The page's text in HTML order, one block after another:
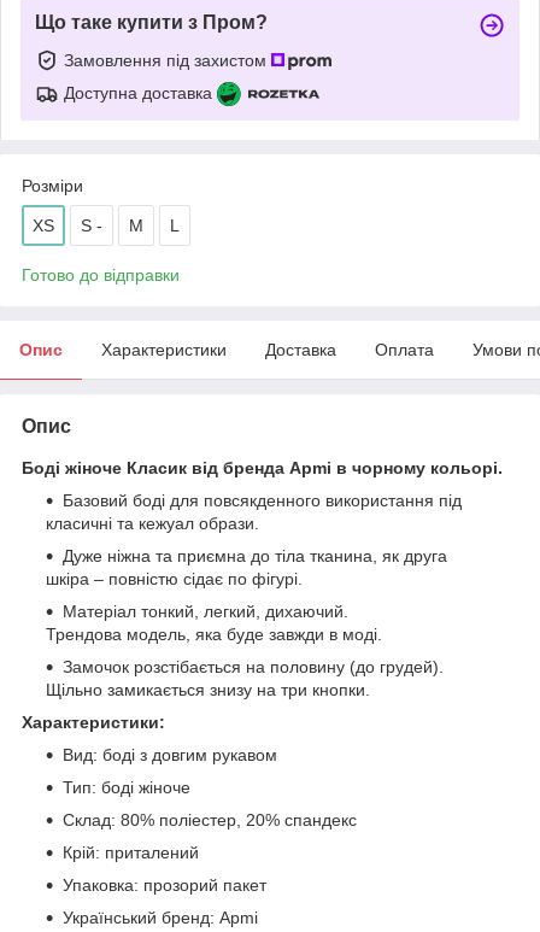
Що таке купити з Пром?
Замовлення під захистом
Доступна доставка
Розміри
XS S - M L
Готово до відправки
Опис Характеристики Доставка Оплата Умови
Опис
Боді жіноче Класик від бренда Apmi в чорному кольорі.
Базовий боді для повсякденного використання під
класичні та кежуал образи.
Дуже ніжна та приємна до тіла тканина, як друга
шкіра – повністю сідає по фігурі.
Матеріал тонкий, легкий, дихаючий.
Трендова модель, яка буде завжди в моді.
Замочок розстібається на половину (до грудей).
Щільно замикається знизу на три кнопки.
Характеристики:
Вид: боді з довгим рукавом
Тип: боді жіноче
Склад: 80% поліестер, 20% спандекс
Крій: приталений
Упаковка: прозорий пакет
Український бренд: Apmi